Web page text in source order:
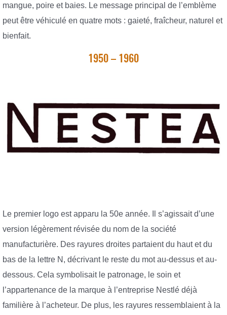
mangue, poire et baies. Le message principal de l’emblème
peut être véhiculé en quatre mots : gaieté, fraîcheur, naturel et
bienfait.
1950 – 1960
Le premier logo est apparu la 50e année. Il s’agissait d’une
version légèrement révisée du nom de la société
manufacturière. Des rayures droites partaient du haut et du
bas de la lettre N, décrivant le reste du mot au-dessus et au-
dessous. Cela symbolisait le patronage, le soin et
l’appartenance de la marque à l’entreprise Nestlé déjà
familière à l’acheteur. De plus, les rayures ressemblaient à la